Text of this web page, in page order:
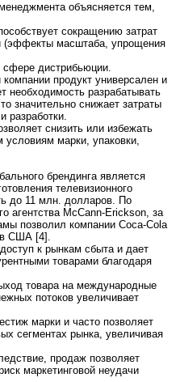
объясняется тем,
сокращению затрат
(эффекты масштаба, упрощения
дистрибьюции.
продукт универсален и
необходимость разрабатывать
значительно снижает затраты
разработки.
снизить или избежать
марки, упаковки,
брендинга является
телевизионного
до 11 млн. долларов. По
агентства McCann-Erickson, за
позволил компании Coca-Cola
США [4].
к рынкам сбыта и дает
товарами благодаря
товара на международные
потоков увеличивает
марки и часто позволяет
сегментах рынка, увеличивая
продаж позволяет
маркетинговой неудачи